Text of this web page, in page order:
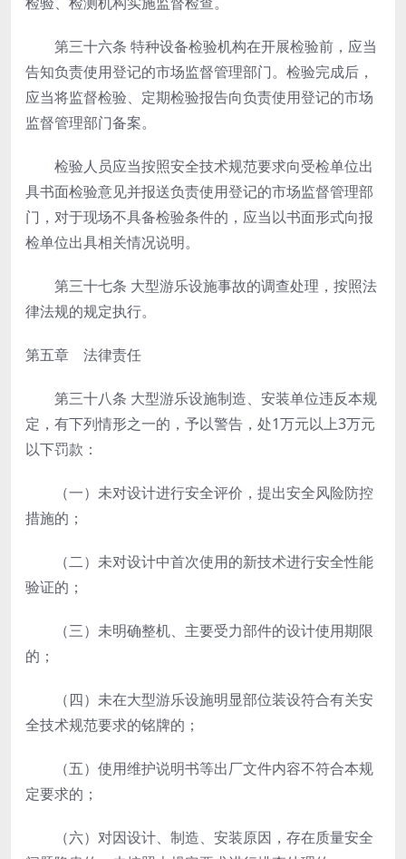
第三十六条 特种设备检验机构在开展检验前，应当
告知负责使用登记的市场监督管理部门。检验完成后，
应当将监督检验、定期检验报告向负责使用登记的市场
监督管理部门备案。
检验人员应当按照安全技术规范要求向受检单位出
具书面检验意见并报送负责使用登记的市场监督管理部
门，对于现场不具备检验条件的，应当以书面形式向报
检单位出具相关情况说明。
第三十七条 大型游乐设施事故的调查处理，按照法
律法规的规定执行。
第五章 法律责任
第三十八条 大型游乐设施制造、安装单位违反本规
定，有下列情形之一的，予以警告，处1万元以上3万元
以下罚款：
（一）未对设计进行安全评价，提出安全风险防控
措施的；
（二）未对设计中首次使用的新技术进行安全性能
验证的；
（三）未明确整机、主要受力部件的设计使用期限
的；
（四）未在大型游乐设施明显部位装设符合有关安
全技术规范要求的铭牌的；
（五）使用维护说明书等出厂文件内容不符合本规
定要求的；
（六）对因设计、制造、安装原因，存在质量安全